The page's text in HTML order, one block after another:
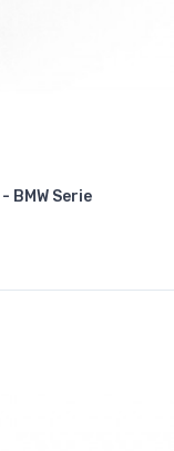
BMW Serie